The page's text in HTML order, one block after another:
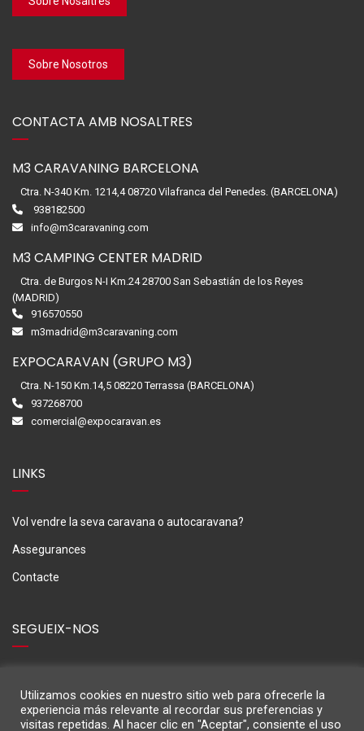
Sobre Nosotros
CONTACTA AMB NOSALTRES
M3 CARAVANING BARCELONA
Ctra. N-340 Km. 1214,4 08720 Vilafranca del Penedes. (BARCELONA)
938182500
info@m3caravaning.com
M3 CAMPING CENTER MADRID
Ctra. de Burgos N-I Km.24 28700 San Sebastián de los Reyes
(MADRID)
916570550
m3madrid@m3caravaning.com
EXPOCARAVAN (GRUPO M3)
Ctra. N-150 Km.14,5 08220 Terrassa (BARCELONA)
937268700
comercial@expocaravan.es
LINKS
Vol vendre la seva caravana o autocaravana?
Assegurances
Contacte
SEGUEIX-NOS
Utilizamos cookies en nuestro sitio web para ofrecerle la
experiencia más relevante al recordar sus preferencias y
visitas repetidas. Al hacer clic en "Aceptar", consiente el uso